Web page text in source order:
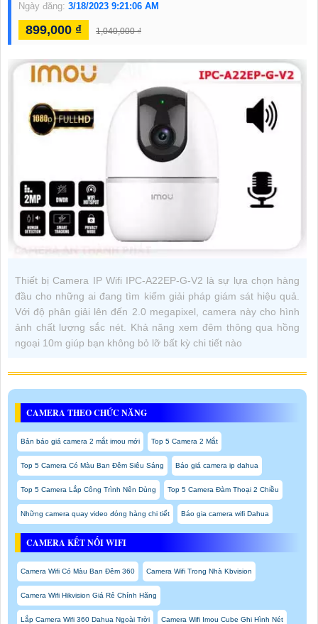
Ngày đăng: 3/18/2023 9:21:06 AM
899,000 ₫ 1,040,000 ₫
Thiết bị Camera IP Wifi IPC-A22EP-G-V2 là sự lựa chọn hàng
đầu cho những ai đang tìm kiếm giải pháp giám sát hiệu quả.
Với độ phân giải lên đến 2.0 megapixel, camera này cho hình
ảnh chất lượng sắc nét. Khả năng xem đêm thông qua hồng
ngoại 10m giúp bạn không bỏ lỡ bất kỳ chi tiết nào
CAMERA THEO CHỨC NĂNG
Bản báo giá camera 2 mắt imou mới Top 5 Camera 2 Mắt
Top 5 Camera Có Màu Ban Đêm Siêu Sáng Báo giá camera ip dahua
Top 5 Camera Lắp Công Trình Nên Dùng Top 5 Camera Đàm Thoại 2 Chiều
Những camera quay video đóng hàng chi tiết Báo gia camera wifi Dahua
CAMERA KẾT NỐI WIFI
Camera Wifi Có Màu Ban Đêm 360 Camera Wifi Trong Nhà Kbvision
Camera Wifi Hikvision Giá Rẻ Chính Hãng
Lắp Camera Wifi 360 Dahua Ngoài Trời Camera Wifi Imou Cube Ghi Hình Nét